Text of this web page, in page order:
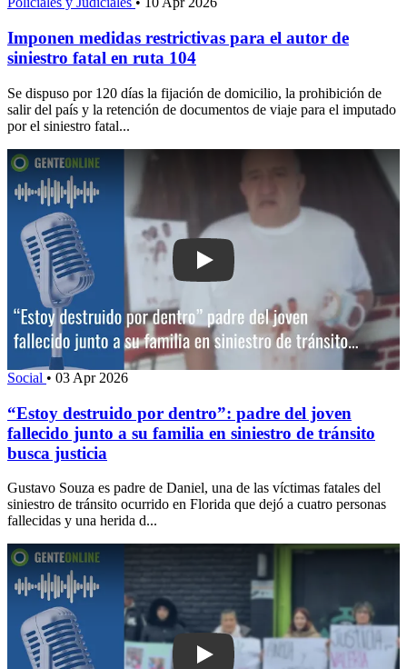
Imponen medidas restrictivas para el autor de
siniestro fatal en ruta 104
Se dispuso por 120 días la fijación de domicilio, la prohibición de
salir del país y la retención de documentos de viaje para el imputado
por el siniestro fatal...
Play: “Estoy destruido por dentro”:
Social • 03 Apr 2026
“Estoy destruido por dentro”: padre del joven
fallecido junto a su familia en siniestro de tránsito
busca justicia
Gustavo Souza es padre de Daniel, una de las víctimas fatales del
siniestro de tránsito ocurrido en Florida que dejó a cuatro personas
fallecidas y una herida d...
Play: “No pude llegar a conocerla ni